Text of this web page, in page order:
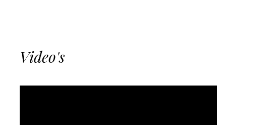
Video's